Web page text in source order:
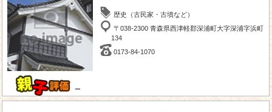
－
歴史（古民家・古墳など）
〒038-2300 青森県西津軽郡深浦町大字深浦字浜町
134
0173-84-1070